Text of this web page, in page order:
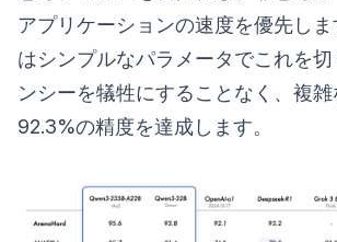
アプリケーションの速度を優先し
はシンプルなパラメータでこれを
ンシーを犠牲にすることなく、複
92.3%の精度を達成します。